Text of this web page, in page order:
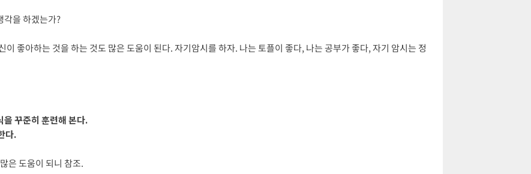
각을 하겠는가?
좋아하는 것을 하는 것도 많은 도움이 된다. 자기암시를 하자. 나는 토플이 좋다, 나는 공부가 좋다, 자기 암시는 정
꾸준히 훈련해 본다.
다.
은 도움이 되니 참조.